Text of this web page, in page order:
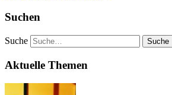
Suchen
Suche
Aktuelle Themen